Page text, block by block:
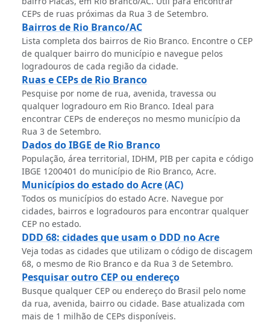
CEPs de ruas próximas da Rua 3 de Setembro.
Bairros de Rio Branco/AC
Lista completa dos bairros de Rio Branco. Encontre o CEP
de qualquer bairro do município e navegue pelos
logradouros de cada região da cidade.
Ruas e CEPs de Rio Branco
Pesquise por nome de rua, avenida, travessa ou
qualquer logradouro em Rio Branco. Ideal para
encontrar CEPs de endereços no mesmo município da
Rua 3 de Setembro.
Dados do IBGE de Rio Branco
População, área territorial, IDHM, PIB per capita e código
IBGE 1200401 do município de Rio Branco, Acre.
Municípios do estado do Acre (AC)
Todos os municípios do estado Acre. Navegue por
cidades, bairros e logradouros para encontrar qualquer
CEP no estado.
DDD 68: cidades que usam o DDD no Acre
Veja todas as cidades que utilizam o código de discagem
68, o mesmo de Rio Branco e da Rua 3 de Setembro.
Pesquisar outro CEP ou endereço
Busque qualquer CEP ou endereço do Brasil pelo nome
da rua, avenida, bairro ou cidade. Base atualizada com
mais de 1 milhão de CEPs disponíveis.